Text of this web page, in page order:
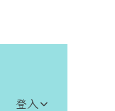
登入